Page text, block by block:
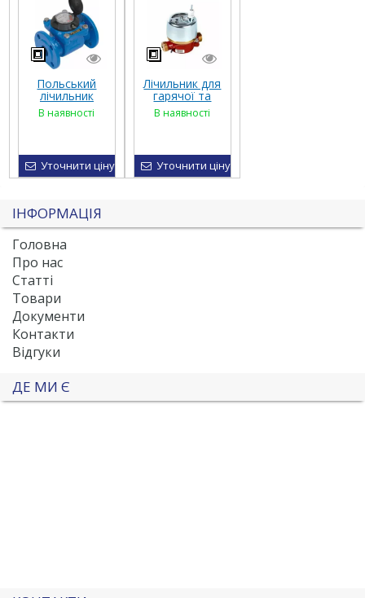
Польський
лічильник
води MWN Dn
50-300
В наявності
Уточнити ціну
Лічильник для
гарячої та
холодної
води RAY FS
В наявності
Уточнити ціну
ІНФОРМАЦІЯ
Головна
Про нас
Статті
Товари
Документи
Контакти
Відгуки
ДЕ МИ Є